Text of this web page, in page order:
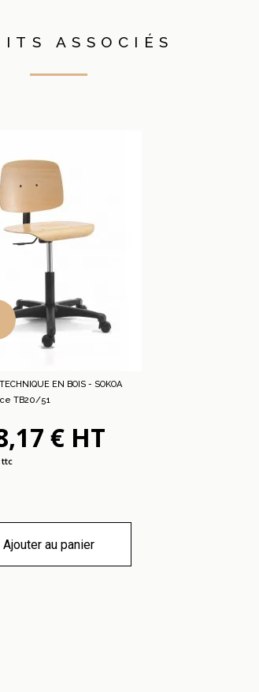
ASSOCIÉS
EN BOIS - SOKOA
TB20/51
€ HT
ttc
Ajouter au panier